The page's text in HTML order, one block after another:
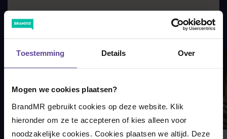
Toestemming Details Over
Mogen we cookies plaatsen?
BrandMR gebruikt cookies op deze website. Klik
hieronder om ze te accepteren of kies alleen voor
noodzakelijke cookies. Cookies plaatsen we altijd. Deze
REST VAN HET TEAM